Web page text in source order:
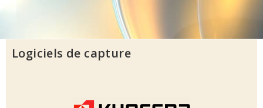
Logiciels de capture